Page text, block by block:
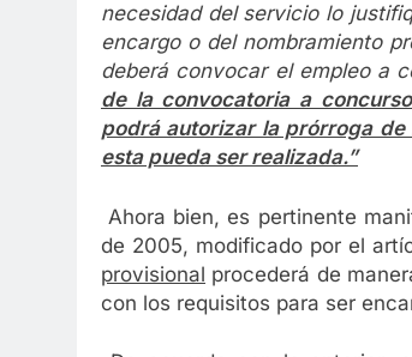
necesidad del servicio lo
encargo o del nombramiento
deberá convocar el empleo a
de la convocatoria a
podrá autorizar la prórroga de
esta pueda ser realizada.”
Ahora bien, es pertinente
de 2005, modificado por el
provisional procederá de
con los requisitos para ser